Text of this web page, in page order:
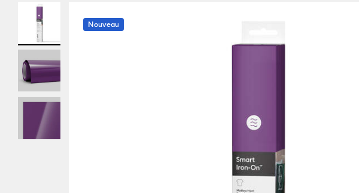
Nouveau